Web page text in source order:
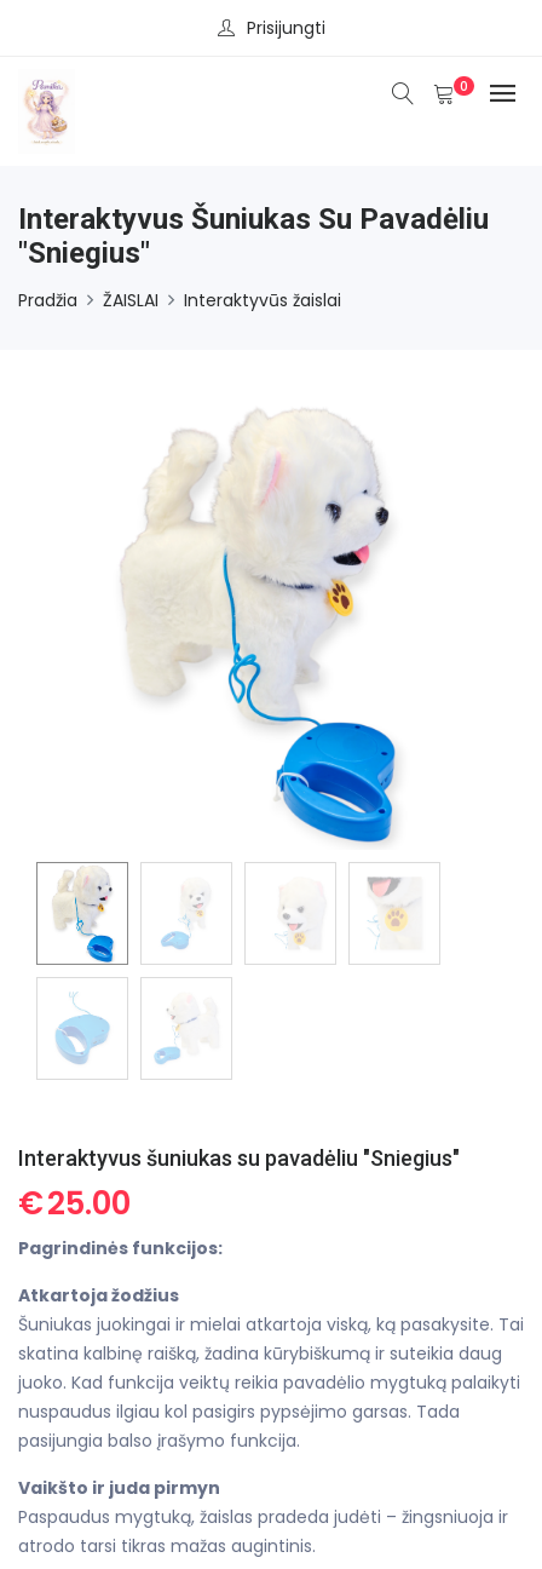
Prisijungti
0
Interaktyvus Šuniukas Su Pavadėliu
"Sniegius"
Pradžia ŽAISLAI Interaktyvūs žaislai
Interaktyvus šuniukas su pavadėliu "Sniegius"
€25.00
Pagrindinės funkcijos:
Atkartoja žodžius
Šuniukas juokingai ir mielai atkartoja viską, ką pasakysite. Tai
skatina kalbinę raišką, žadina kūrybiškumą ir suteikia daug
juoko. Kad funkcija veiktų reikia pavadėlio mygtuką palaikyti
nuspaudus ilgiau kol pasigirs pypsėjimo garsas. Tada
pasijungia balso įrašymo funkcija.
Vaikšto ir juda pirmyn
Paspaudus mygtuką, žaislas pradeda judėti – žingsniuoja ir
atrodo tarsi tikras mažas augintinis.